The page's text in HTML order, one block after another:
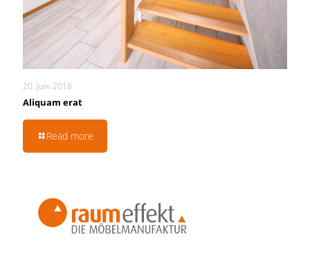
20. Juni 2018
Aliquam erat
Read more